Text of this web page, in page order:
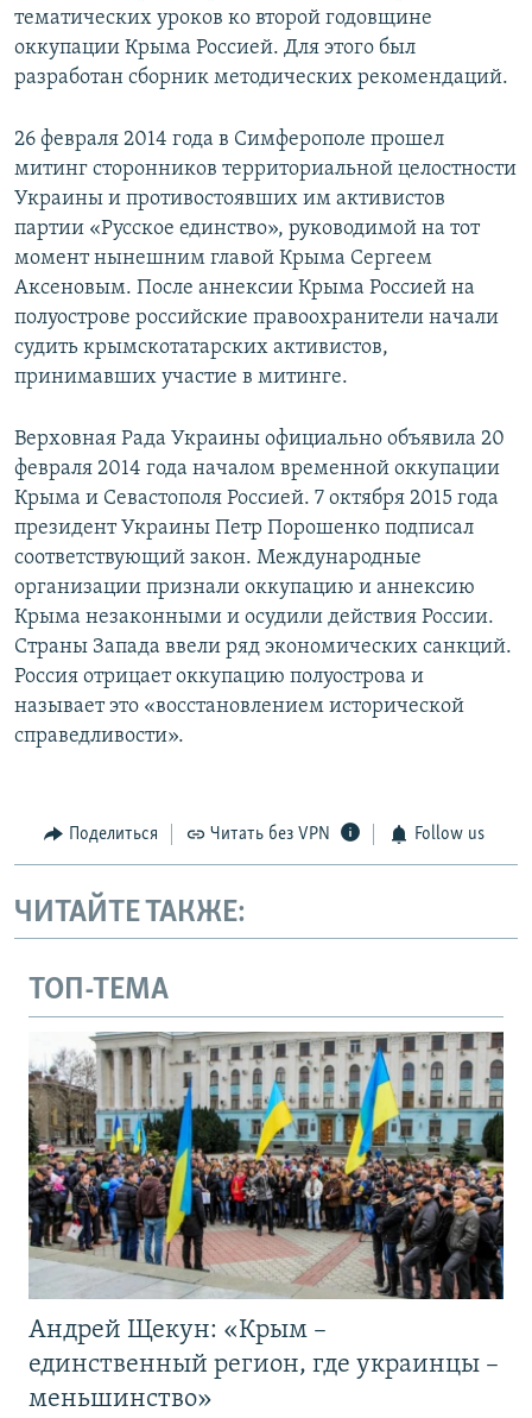
тематических уроков ко второй годовщине
оккупации Крыма Россией. Для этого был
разработан сборник методических рекомендаций.
26 февраля 2014 года в Симферополе прошел
митинг сторонников территориальной целостности
Украины и противостоявших им активистов
партии «Русское единство», руководимой на тот
момент нынешним главой Крыма Сергеем
Аксеновым. После аннексии Крыма Россией на
полуострове российские правоохранители начали
судить крымскотатарских активистов,
принимавших участие в митинге.
Верховная Рада Украины официально объявила 20
февраля 2014 года началом временной оккупации
Крыма и Севастополя Россией. 7 октября 2015 года
президент Украины Петр Порошенко подписал
соответствующий закон. Международные
организации признали оккупацию и аннексию
Крыма незаконными и осудили действия России.
Страны Запада ввели ряд экономических санкций.
Россия отрицает оккупацию полуострова и
называет это «восстановлением исторической
справедливости».
Поделиться Читать без VPN Follow us
ЧИТАЙТЕ ТАКЖЕ:
ТОП-ТЕМА
Андрей Щекун: «Крым –
единственный регион, где украинцы –
меньшинство»